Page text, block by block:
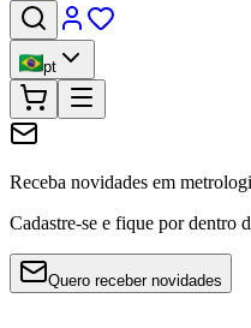
pt
Receba novidades em
Cadastre-se e fique por dentro
Quero receber novidades